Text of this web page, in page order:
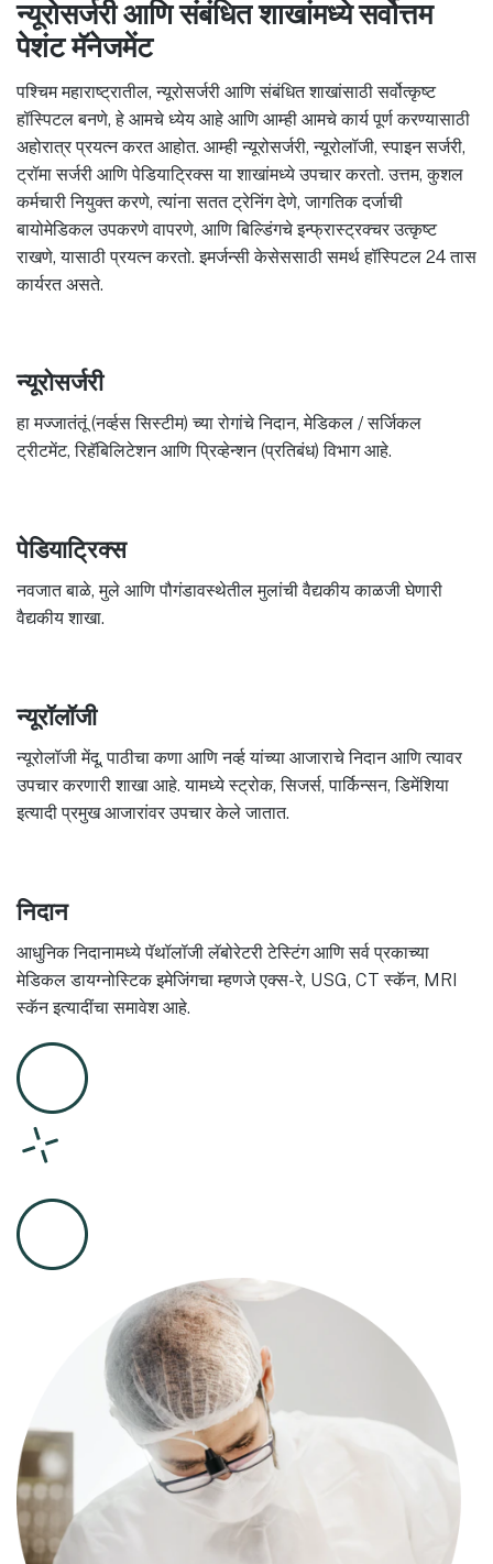
न्यूरोसर्जरी आणि संबंधित शाखांमध्ये सर्वोत्तम
पेशंट मॅनेजमेंट
पश्चिम महाराष्ट्रातील, न्यूरोसर्जरी आणि संबंधित शाखांसाठी सर्वोत्कृष्ट
हॉस्पिटल बनणे, हे आमचे ध्येय आहे आणि आम्ही आमचे कार्य पूर्ण करण्यासाठी
अहोरात्र प्रयत्न करत आहोत. आम्ही न्यूरोसर्जरी, न्यूरोलॉजी, स्पाइन सर्जरी,
ट्रॉमा सर्जरी आणि पेडियाट्रिक्स या शाखांमध्ये उपचार करतो. उत्तम, कुशल
कर्मचारी नियुक्त करणे, त्यांना सतत ट्रेनिंग देणे, जागतिक दर्जाची
बायोमेडिकल उपकरणे वापरणे, आणि बिल्डिंगचे इन्फ्रास्ट्रक्चर उत्कृष्ट
राखणे, यासाठी प्रयत्न करतो. इमर्जन्सी केसेससाठी समर्थ हॉस्पिटल 24 तास
कार्यरत असते.
न्यूरोसर्जरी
हा मज्जातंतूं (नर्व्हस सिस्टीम) च्या रोगांचे निदान, मेडिकल / सर्जिकल
ट्रीटमेंट, रिहॅबिलिटेशन आणि प्रिव्हेन्शन (प्रतिबंध) विभाग आहे.
पेडियाट्रिक्स
नवजात बाळे, मुले आणि पौगंडावस्थेतील मुलांची वैद्यकीय काळजी घेणारी
वैद्यकीय शाखा.
न्यूरॉलॉजी
न्यूरोलॉजी मेंदू, पाठीचा कणा आणि नर्व्ह यांच्या आजाराचे निदान आणि त्यावर
उपचार करणारी शाखा आहे. यामध्ये स्ट्रोक, सिजर्स, पार्किन्सन, डिमेंशिया
इत्यादी प्रमुख आजारांवर उपचार केले जातात.
निदान
आधुनिक निदानामध्ये पॅथॉलॉजी लॅबोरेटरी टेस्टिंग आणि सर्व प्रकाच्या
मेडिकल डायग्नोस्टिक इमेजिंगचा म्हणजे एक्स-रे, USG, CT स्कॅन, MRI
स्कॅन इत्यादींचा समावेश आहे.